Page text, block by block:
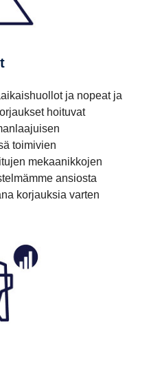
ja nopeat ja
hoituvat
toimivien
mekaanikkojen
ansiosta
korjauksia varten